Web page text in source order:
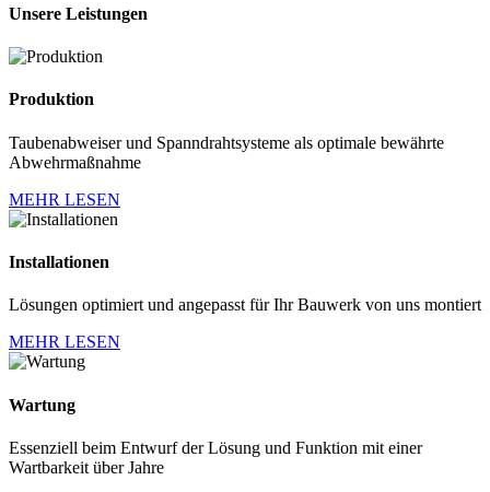
Unsere Leistungen
Produktion
Taubenabweiser und Spanndrahtsysteme als optimale bewährte
Abwehrmaßnahme
MEHR LESEN
Installationen
Lösungen optimiert und angepasst für Ihr Bauwerk von uns montiert
MEHR LESEN
Wartung
Essenziell beim Entwurf der Lösung und Funktion mit einer
Wartbarkeit über Jahre